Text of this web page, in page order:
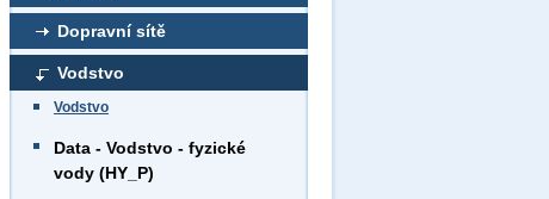
Dopravní sítě
Vodstvo
Vodstvo
Data - Vodstvo - fyzické
vody (HY_P)